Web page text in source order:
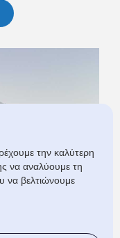
την καλύτερη
να αναλύουμε τη
να βελτιώνουμε